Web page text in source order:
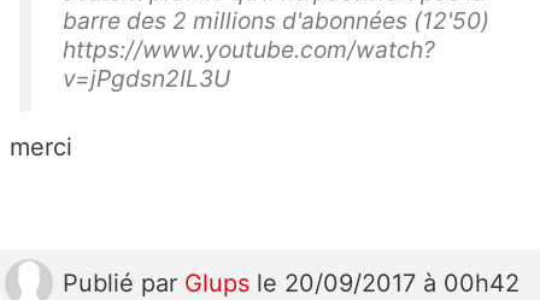
barre des 2 millions d'abonnées (12'50)
https://www.youtube.com/watch?
v=jPgdsn2IL3U
merci
Publié par Glups le 20/09/2017 à 00h42